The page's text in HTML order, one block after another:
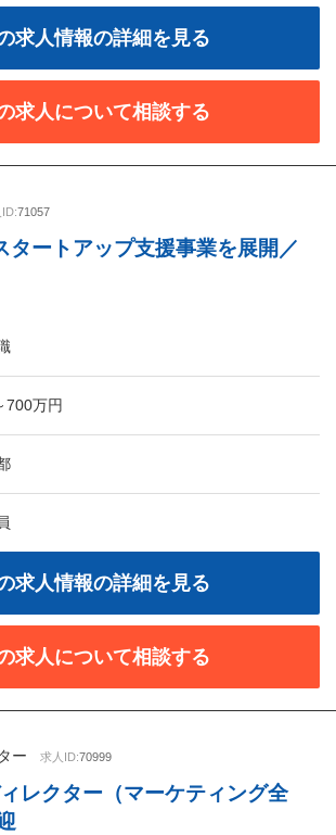
求人情報の詳細を見る
求人について相談する
71057
タートアップ支援事業を展開／
700万円
求人情報の詳細を見る
求人について相談する
ー 求人ID:70999
ィレクター（マーケティング全